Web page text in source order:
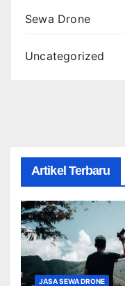
Sewa Drone
Uncategorized
Artikel Terbaru
JASA SEWA DRONE